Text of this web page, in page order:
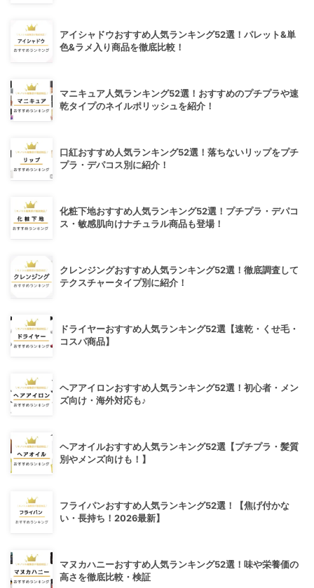
アイシャドウおすすめ人気ランキング52選！パレット&単
色&ラメ入り商品を徹底比較！
マニキュア人気ランキング52選！おすすめのプチプラや速
乾タイプのネイルポリッシュを紹介！
口紅おすすめ人気ランキング52選！落ちないリップをプチ
プラ・デパコス別に紹介！
化粧下地おすすめ人気ランキング52選！プチプラ・デパコ
ス・敏感肌向けナチュラル商品も登場！
クレンジングおすすめ人気ランキング52選！徹底調査して
テクスチャータイプ別に紹介！
ドライヤーおすすめ人気ランキング52選【速乾・くせ毛・
コスパ商品】
ヘアアイロンおすすめ人気ランキング52選！初心者・メン
ズ向け・海外対応も♪
ヘアオイルおすすめ人気ランキング52選【プチプラ・髪質
別やメンズ向けも！】
フライパンおすすめ人気ランキング52選！【焦げ付かな
い・長持ち！2026最新】
マヌカハニーおすすめ人気ランキング52選！味や栄養価の
高さを徹底比較・検証